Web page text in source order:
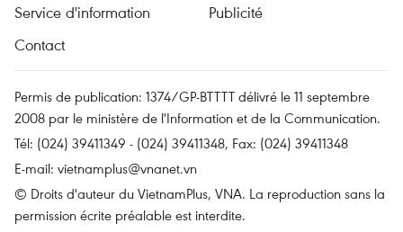
Service d'information
Publicité
Contact
Permis de publication: 1374/GP-BTTTT délivré le 11 septembre
2008 par le ministère de l'Information et de la Communication.
Tél: (024) 39411349 - (024) 39411348, Fax: (024) 39411348
E-mail: vietnamplus@vnanet.vn
© Droits d'auteur du VietnamPlus, VNA. La reproduction sans la
permission écrite préalable est interdite.